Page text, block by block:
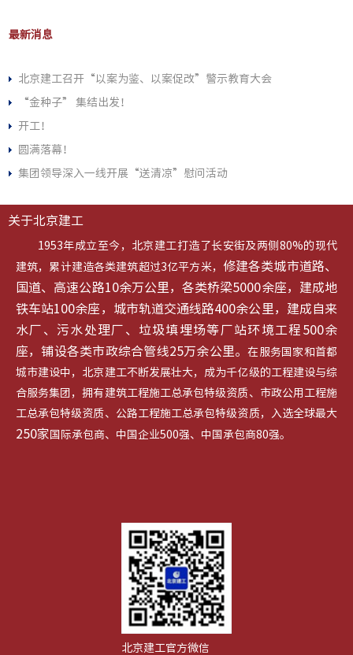
最新消息
北京建工召开“以案为鉴、以案促改”警示教育大会
“金种子” 集结出发！
开工！
圆满落幕！
集团领导深入一线开展“送清凉”慰问活动
关于北京建工
1953年成立至今，北京建工打造了长安街及两侧80%的现代
建筑，累计建造各类建筑超过3亿平方米， 修建各类城市道路、
国道、高速公路10余万公里，各类桥梁5000余座，建成地
铁车站100余座，城市轨道交通线路400余公里，建成自来
水厂、污水处理厂、垃圾填埋场等厂站环境工程500余
座，铺设各类市政综合管线25万余公里。在服务国家和首都
城市建设中，北京建工不断发展壮大，成为千亿级的工程建设与综
合服务集团，拥有建筑工程施工总承包特级资质、市政公用工程施
工总承包特级资质、公路工程施工总承包特级资质，入选全球最大
250家 国际承包商、中国企业500强、中国承包商80强。
北京建工官方微信